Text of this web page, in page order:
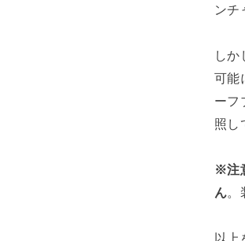
ンチ
し
可能
ーフ
照し
※注
ん。
以上